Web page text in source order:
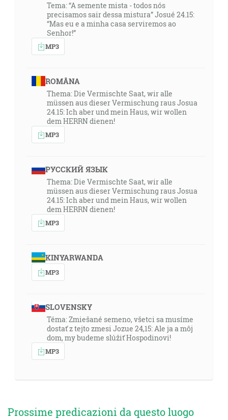
Tema: “A semente mista - todos nós
precisamos sair dessa mistura” Josué 24.15:
“Mas eu e a minha casa serviremos ao
Senhor!”
MP3
ROMÂNA
Thema: Die Vermischte Saat, wir alle
müssen aus dieser Vermischung raus Josua
24.15: Ich aber und mein Haus, wir wollen
dem HERRN dienen!
MP3
РУССКИЙ ЯЗЫК
Thema: Die Vermischte Saat, wir alle
müssen aus dieser Vermischung raus Josua
24.15: Ich aber und mein Haus, wir wollen
dem HERRN dienen!
MP3
KINYARWANDA
MP3
SLOVENSKY
Téma: Zmiešané semeno, všetci sa musíme
dostať z tejto zmesi Jozue 24,15: Ale ja a môj
dom, my budeme slúžiť Hospodinovi!
MP3
Prossime predicazioni da questo luogo